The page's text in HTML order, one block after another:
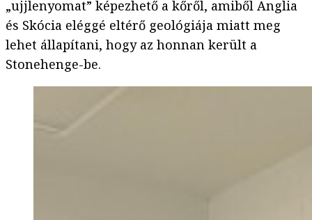
„ujjlenyomat” képezhető a kőről, amiből Anglia
és Skócia eléggé eltérő geológiája miatt meg
lehet állapítani, hogy az honnan került a
Stonehenge-be.